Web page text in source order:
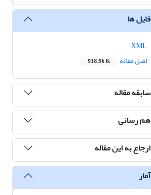
فایل ها
اصل مقاله
918.96 K
سابقه مقاله
هم رسانی
ارجاع به این مقاله
آمار